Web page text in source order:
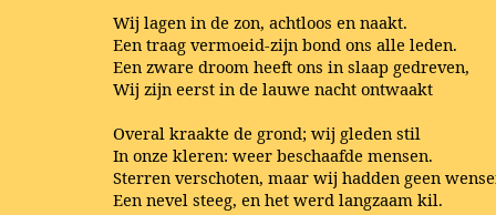
Wij lagen in de zon, achtloos en naakt.
Een traag vermoeid-zijn bond ons alle leden.
Een zware droom heeft ons in slaap gedreven,
Wij zijn eerst in de lauwe nacht ontwaakt
Overal kraakte de grond; wij gleden stil
In onze kleren: weer beschaafde mensen.
Sterren verschoten, maar wij hadden geen
Een nevel steeg, en het werd langzaam kil.